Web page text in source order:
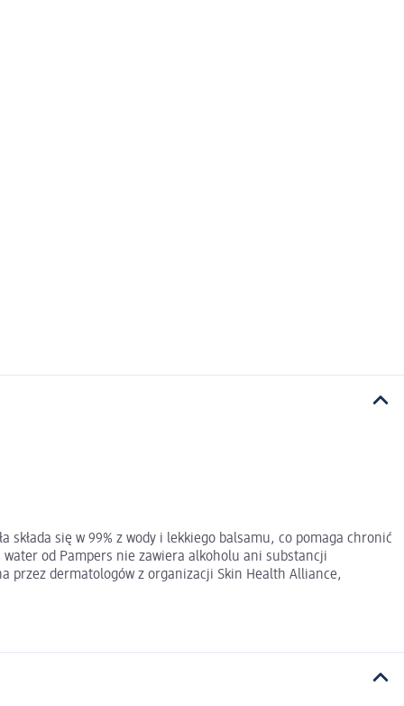
się w 99% z wody i lekkiego balsamu, co pomaga chronić
od Pampers nie zawiera alkoholu ani substancji
przez dermatologów z organizacji Skin Health Alliance,